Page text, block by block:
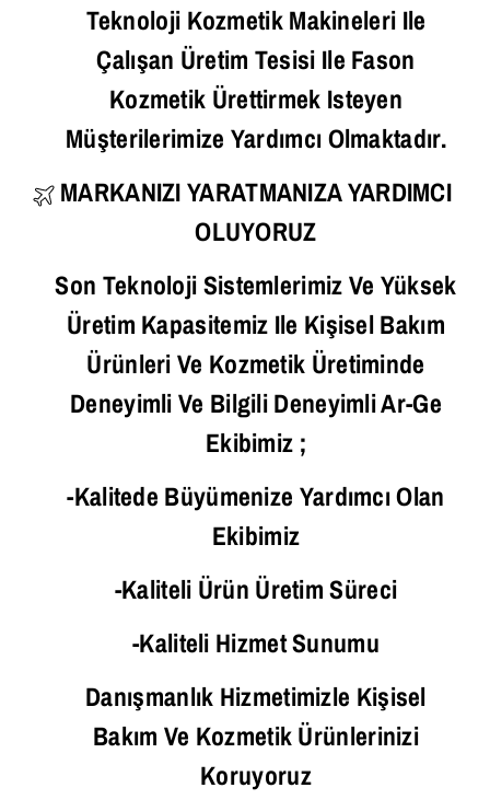
Teknoloji Kozmetik Makineleri Ile
Çalışan Üretim Tesisi Ile Fason
Kozmetik Ürettirmek Isteyen
Müşterilerimize Yardımcı Olmaktadır.
MARKANIZI YARATMANIZA YARDIMCI
OLUYORUZ
Son Teknoloji Sistemlerimiz Ve Yüksek
Üretim Kapasitemiz Ile Kişisel Bakım
Ürünleri Ve Kozmetik Üretiminde
Deneyimli Ve Bilgili Deneyimli Ar-Ge
Ekibimiz ;
-Kalitede Büyümenize Yardımcı Olan
Ekibimiz
-Kaliteli Ürün Üretim Süreci
-Kaliteli Hizmet Sunumu
Danışmanlık Hizmetimizle Kişisel
Bakım Ve Kozmetik Ürünlerinizi
Koruyoruz